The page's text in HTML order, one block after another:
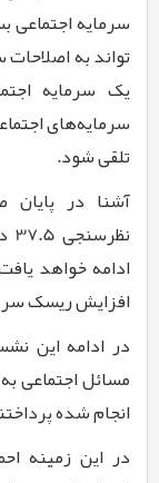
سرمایه اجتماعی
تواند به
یک سرمایه
سرمایه‌های
تلقی شود.
آشنا در پایان
نظرسنجی 37.5
ادامه خواهد
افزایش ریسک
در ادامه این
مسائل اجتماعی
انجام شده
در این زمینه